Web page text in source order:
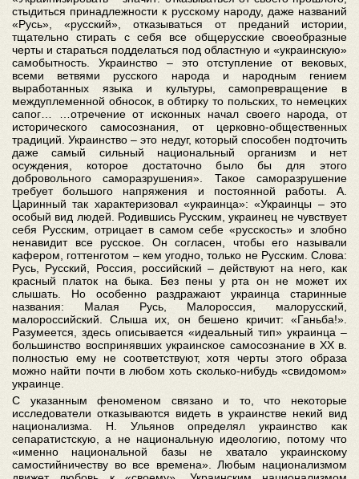
стыдиться принадлежности к русскому народу, даже названий
«Русь», «русский», отказываться от преданий истории,
тщательно стирать с себя все общерусские своеобразные
черты и стараться подделаться под областную и «украинскую»
самобытность. Украинство – это отступление от вековых,
всеми ветвями русского народа и народным гением
выработанных языка и культуры, самопревращение в
междуплеменной обносок, в обтирку то польских, то немецких
сапог… …отречение от исконных начал своего народа, от
исторического самосознания, от церковно-общественных
традиций. Украинство – это недуг, который способен подточить
даже самый сильный национальный организм и нет
осуждения, которое достаточно было бы для этого
добровольного саморазрушения». Такое саморазрушение
требует большого напряжения и постоянной работы. А.
Царинный так характеризовал «украинца»: «Украинцы – это
особый вид людей. Родившись Русским, украинец не чувствует
себя Русским, отрицает в самом себе «русскость» и злобно
ненавидит все русское. Он согласен, чтобы его называли
кафером, готтенготом – кем угодно, только не Русским. Слова:
Русь, Русский, Россия, российский – действуют на него, как
красный платок на быка. Без пены у рта он не может их
слышать. Но особенно раздражают украинца старинные
названия: Малая Русь, Малороссия, малорусский,
малороссийский. Слыша их, он бешено кричит: «Ганьба!».
Разумеется, здесь описывается «идеальный тип» украинца –
большинство воспринявших украинское самосознание в ХХ в.
полностью ему не соответствуют, хотя черты этого образа
можно найти почти в любом хоть сколько-нибудь «свидомом»
украинце.
С указанным феноменом связано и то, что некоторые
исследователи отказываются видеть в украинстве некий вид
национализма. Н. Ульянов определял украинство как
сепаратистскую, а не национальную идеологию, потому что
«именно национальной базы не хватало украинскому
самостийничеству во все времена». Любым национализмом